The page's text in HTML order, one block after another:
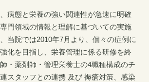
病態と栄養の強い関連性が急速に明確
門領域の情報と理解に基づいての実施
当院では2010年7月より、個々の症例に
化を目指し、栄養管理に係る研修を終
・薬剤師・管理栄養士の4職種構成のチ
スタッフとの連携 及び 褥瘡対策、感染